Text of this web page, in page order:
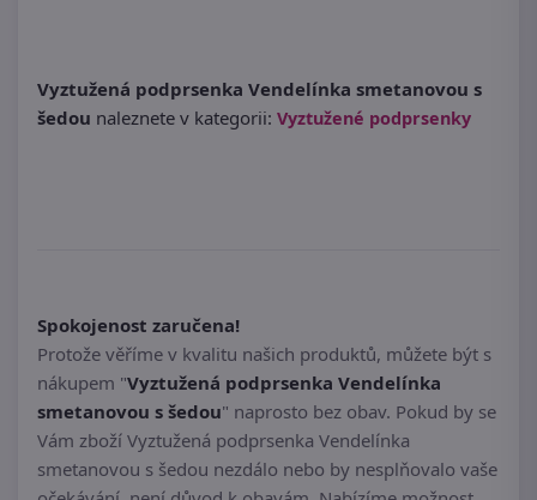
Vyztužená podprsenka Vendelínka smetanovou s
šedou naleznete v kategorii: Vyztužené podprsenky
Spokojenost zaručena!
Protože věříme v kvalitu našich produktů, můžete být s
nákupem "Vyztužená podprsenka Vendelínka
smetanovou s šedou" naprosto bez obav. Pokud by se
Vám zboží Vyztužená podprsenka Vendelínka
smetanovou s šedou nezdálo nebo by nesplňovalo vaše